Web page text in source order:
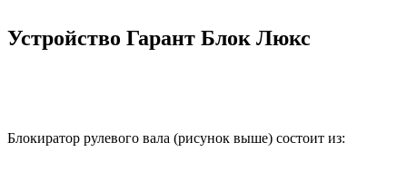
Устройство Гарант Блок Люкс
Блокиратор рулевого вала (рисунок выше) состоит из: